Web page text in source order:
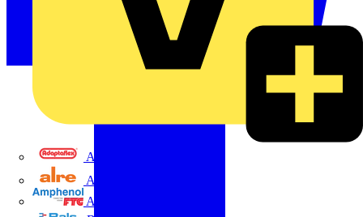
Adaptaflex
Alre
Amphenol FTG